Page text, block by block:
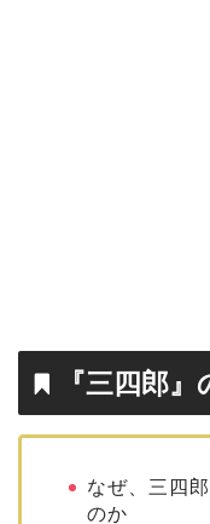
『三四郎
なぜ、三四
のか